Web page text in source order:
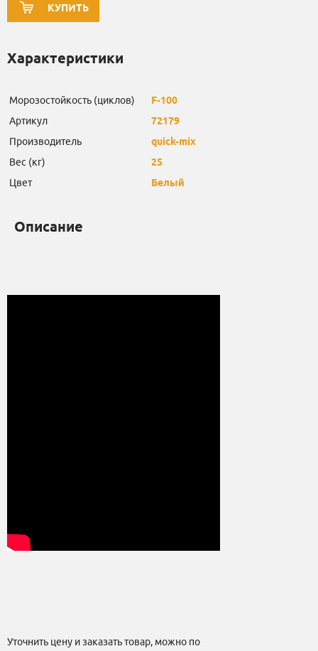
КУПИТЬ
Характеристики
Морозостойкость (циклов)
F-100
Артикул
72179
Производитель
quick-mix
Вес (кг)
25
Цвет
Белый
Описание
Уточнить цену и заказать товар, можно по